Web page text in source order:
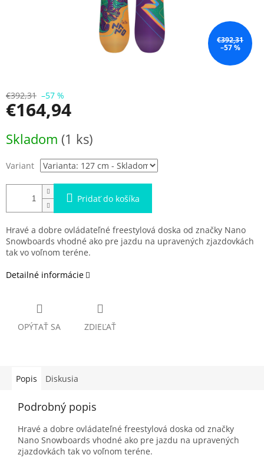
€392,31
–57 %
€392,31 –57 %
€164,94
cena:
Skladom (1 ks)
Variant
Pridať do košíka
Hravé a dobre ovládateľné freestylová doska od značky Nano
Snowboards vhodné ako pre jazdu na upravených zjazdovkách
tak vo voľnom teréne.
Detailné informácie
OPÝTAŤ SA ZDIEĽAŤ
Popis Diskusia
Podrobný popis
Hravé a dobre ovládateľné freestylová doska od značky
Nano Snowboards vhodné ako pre jazdu na upravených
zjazdovkách tak vo voľnom teréne.